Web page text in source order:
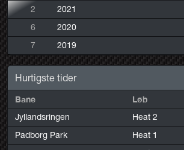
2
2021
6
2020
7
2019
Hurtigste tider
Bane Løb
Jyllandsringen Heat 2
Padborg Park
Heat 1